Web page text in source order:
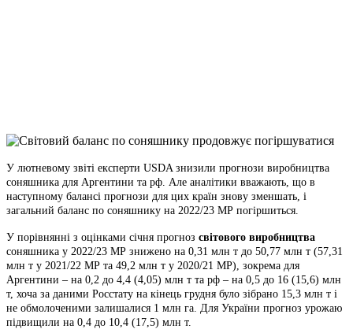
Link
Print
У лютневому звіті експерти USDA знизили прогнози виробництва
соняшника для Аргентини та рф. Але аналітики вважають, що в
наступному балансі прогнози для цих країн знову зменшать, і
загальний баланс по соняшнику на 2022/23 МР погіршиться.
У порівнянні з оцінками січня прогноз світового виробництва
соняшника у 2022/23 МР знижено на 0,31 млн т до 50,77 млн т (57,31
млн т у 2021/22 МР та 49,2 млн т у 2020/21 МР), зокрема для
Аргентини – на 0,2 до 4,4 (4,05) млн т та рф – на 0,5 до 16 (15,6) млн
т, хоча за даними Росстату на кінець грудня було зібрано 15,3 млн т і
не обмолоченими залишалися 1 млн га. Для України прогноз урожаю
підвищили на 0,4 до 10,4 (17,5) млн т.